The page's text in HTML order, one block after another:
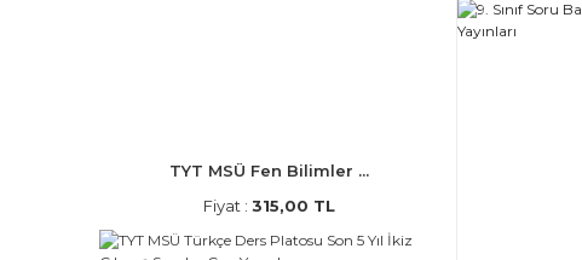
TYT MSÜ Fen Bilimler ...
Fiyat : 315,00 TL